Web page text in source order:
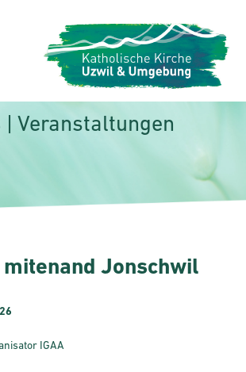
| Veranstaltungen
mitenand Jonschwil
IGAA